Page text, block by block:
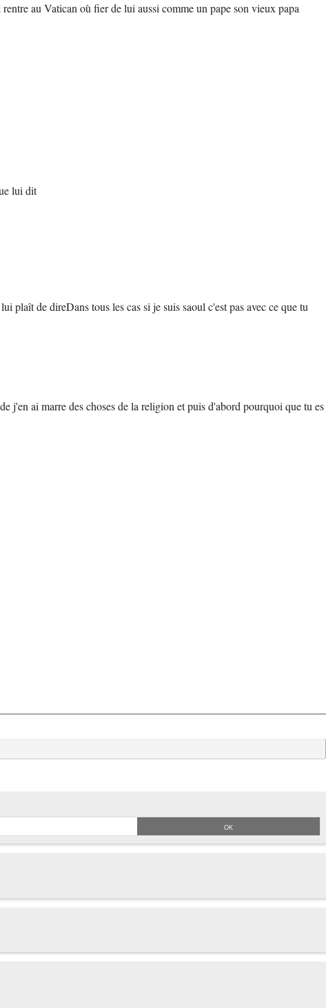
au Vatican où fier de lui aussi comme un pape son vieux papa
lui dit
plaît de direDans tous les cas si je suis saoul c'est pas avec ce que tu
j'en ai marre des choses de la religion et puis d'abord pourquoi que tu es